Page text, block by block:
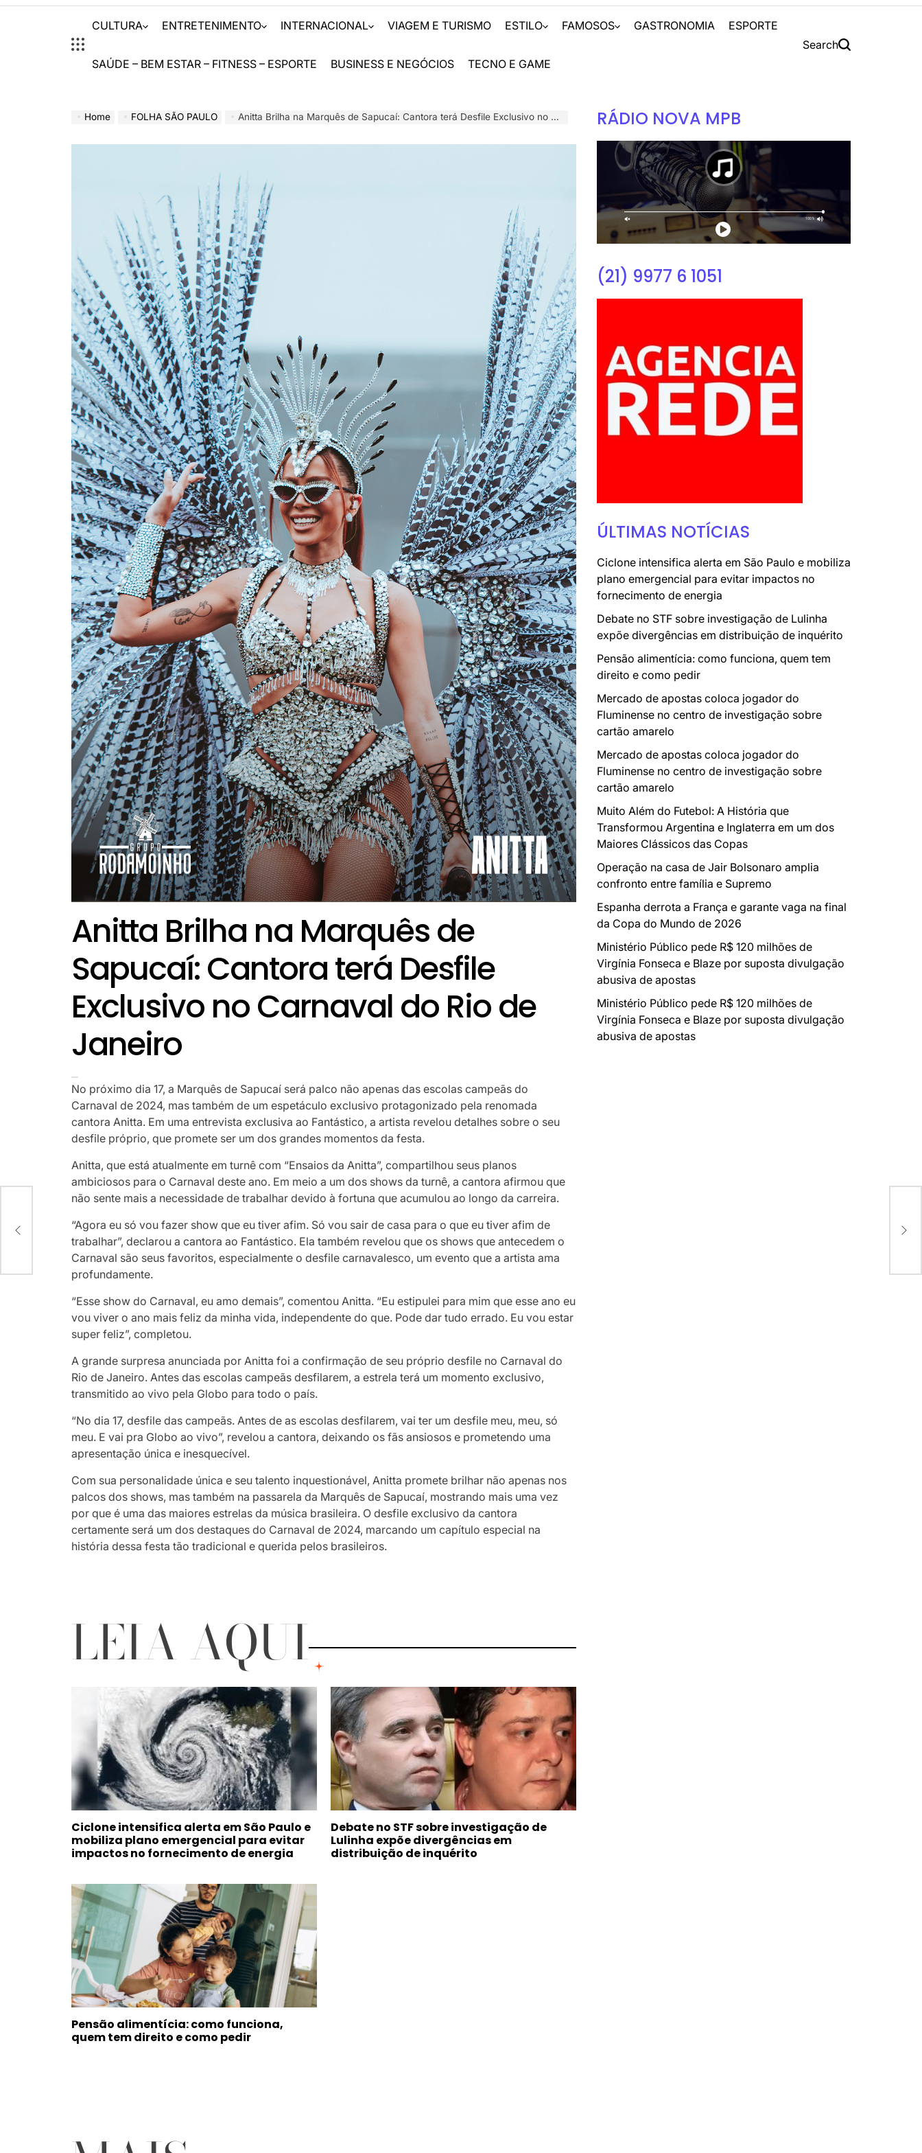
CULTURA ENTRETENIMENTO INTERNACIONAL VIAGEM E TURISMO ESTILO FAMOSOS GASTRONOMIA ESPORTE
SAÚDE – BEM ESTAR – FITNESS – ESPORTE BUSINESS E NEGÓCIOS TECNO E GAME
Search
Home FOLHA SÃO PAULO Anitta Brilha na Marquês de Sapucaí: Cantora terá Desfile Exclusivo no Carnaval do Rio de Janeiro
Anitta Brilha na Marquês de
Sapucaí: Cantora terá Desfile
Exclusivo no Carnaval do Rio de
Janeiro
No próximo dia 17, a Marquês de Sapucaí será palco não apenas das escolas campeãs do
Carnaval de 2024, mas também de um espetáculo exclusivo protagonizado pela renomada
cantora Anitta. Em uma entrevista exclusiva ao Fantástico, a artista revelou detalhes sobre o seu
desfile próprio, que promete ser um dos grandes momentos da festa.
Anitta, que está atualmente em turnê com “Ensaios da Anitta”, compartilhou seus planos
ambiciosos para o Carnaval deste ano. Em meio a um dos shows da turnê, a cantora afirmou que
não sente mais a necessidade de trabalhar devido à fortuna que acumulou ao longo da carreira.
“Agora eu só vou fazer show que eu tiver afim. Só vou sair de casa para o que eu tiver afim de
trabalhar”, declarou a cantora ao Fantástico. Ela também revelou que os shows que antecedem o
Carnaval são seus favoritos, especialmente o desfile carnavalesco, um evento que a artista ama
profundamente.
“Esse show do Carnaval, eu amo demais”, comentou Anitta. “Eu estipulei para mim que esse ano eu
vou viver o ano mais feliz da minha vida, independente do que. Pode dar tudo errado. Eu vou estar
super feliz”, completou.
A grande surpresa anunciada por Anitta foi a confirmação de seu próprio desfile no Carnaval do
Rio de Janeiro. Antes das escolas campeãs desfilarem, a estrela terá um momento exclusivo,
transmitido ao vivo pela Globo para todo o país.
“No dia 17, desfile das campeãs. Antes de as escolas desfilarem, vai ter um desfile meu, meu, só
meu. E vai pra Globo ao vivo”, revelou a cantora, deixando os fãs ansiosos e prometendo uma
apresentação única e inesquecível.
Com sua personalidade única e seu talento inquestionável, Anitta promete brilhar não apenas nos
palcos dos shows, mas também na passarela da Marquês de Sapucaí, mostrando mais uma vez
por que é uma das maiores estrelas da música brasileira. O desfile exclusivo da cantora
certamente será um dos destaques do Carnaval de 2024, marcando um capítulo especial na
história dessa festa tão tradicional e querida pelos brasileiros.
LEIA AQUI
Ciclone intensifica alerta em São Paulo e
mobiliza plano emergencial para evitar
impactos no fornecimento de energia
Debate no STF sobre investigação de
Lulinha expõe divergências em
distribuição de inquérito
Pensão alimentícia: como funciona,
quem tem direito e como pedir
na
RÁDIO NOVA MPB
(21) 9977 6 1051
ÚLTIMAS NOTÍCIAS
Ciclone intensifica alerta em São Paulo e mobiliza
plano emergencial para evitar impactos no
fornecimento de energia
Debate no STF sobre investigação de Lulinha
expõe divergências em distribuição de inquérito
Pensão alimentícia: como funciona, quem tem
direito e como pedir
Mercado de apostas coloca jogador do
Fluminense no centro de investigação sobre
cartão amarelo
Mercado de apostas coloca jogador do
Fluminense no centro de investigação sobre
cartão amarelo
Muito Além do Futebol: A História que
Transformou Argentina e Inglaterra em um dos
Maiores Clássicos das Copas
Operação na casa de Jair Bolsonaro amplia
confronto entre família e Supremo
Espanha derrota a França e garante vaga na final
da Copa do Mundo de 2026
Ministério Público pede R$ 120 milhões de
Virgínia Fonseca e Blaze por suposta divulgação
abusiva de apostas
Ministério Público pede R$ 120 milhões de
Virgínia Fonseca e Blaze por suposta divulgação
abusiva de apostas